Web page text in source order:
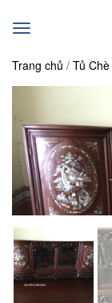
Toggle
Trang chủ / Tủ Chè